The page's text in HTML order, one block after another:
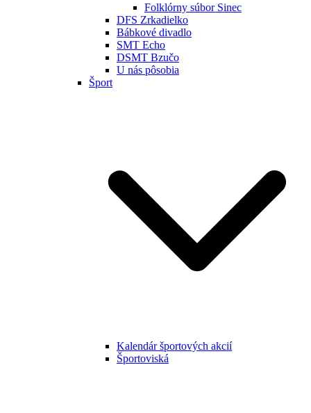
Folklórny súbor Sinec
DFS Zrkadielko
Bábkové divadlo
SMT Echo
DSMT Bzučo
U nás pôsobia
Šport
Kalendár športových akcií
Športoviská